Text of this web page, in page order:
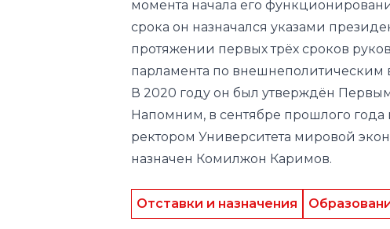
парламента по внешнеполитическим
В 2020 году он былутверждёнПервым
Напомним, в сентябре прошлого года
ректором Университета мировой
назначенКомилжон Каримов.
Отставки и назначения